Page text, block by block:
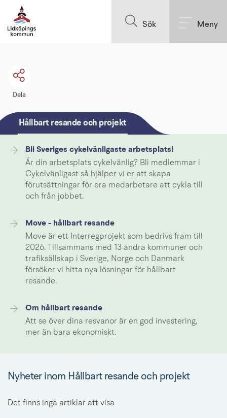
Sök Meny
Dela
Hållbart resande och projekt
Bli Sveriges cykelvänligaste arbetsplats!
Är din arbetsplats cykelvänlig? Bli medlemmar i
Cykelvänligast så hjälper vi er att skapa
förutsättningar för era medarbetare att cykla till
och från jobbet.
Move - hållbart resande
Move är ett Interregprojekt som bedrivs fram till
2026. Tillsammans med 13 andra kommuner och
trafiksällskap i Sverige, Norge och Danmark
försöker vi hitta nya lösningar för hållbart
resande.
Om hållbart resande
Att se över dina resvanor är en god investering,
mer än bara ekonomiskt.
Nyheter inom Hållbart resande och projekt
Det finns inga artiklar att visa